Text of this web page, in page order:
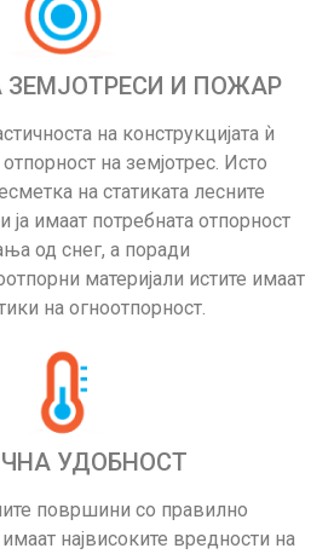
ЗЕМЈОТРЕСИ И ПОЖАР
на конструкцијата ѝ
на земјотрес. Исто
на статиката лесните
ја имаат потребната отпорност
од снег, а поради
материјали истите имаат
на огноотпорност.
УДОБНОСТ
површини со правилно
највисоките вредности на